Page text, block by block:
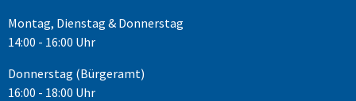
Montag, Dienstag & Donnerstag
14:00 - 16:00 Uhr
Donnerstag (Bürgeramt)
16:00 - 18:00 Uhr